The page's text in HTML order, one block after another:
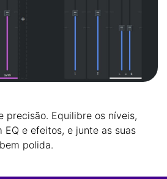
precisão. Equilibre os níveis,
EQ e efeitos, e junte as suas
polida.